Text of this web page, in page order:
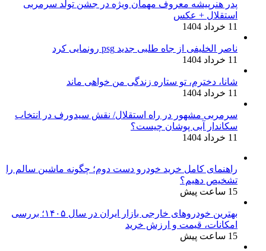
پدر هنرپیشه معروف مهمان ویژه در جشن تولد سرمربی
استقلال + عکس
11 خرداد 1404
ناصر الخلیفی از جاه طلبی جدید psg رونمایی کرد
11 خرداد 1404
شانا، دخترم، تو ستاره زندگی من خواهی ماند
11 خرداد 1404
سرمربی مشهور در راه استقلال/ نقش سیدورف در انتخاب
سکاندار آبی پوشان چیست؟
11 خرداد 1404
راهنمای کامل خرید خودرو دست دوم؛ چگونه ماشین سالم را
تشخیص دهیم؟
15 ساعت پیش
بهترین خودروهای خارجی بازار ایران در سال ۱۴۰۵؛ بررسی
امکانات، قیمت و ارزش خرید
15 ساعت پیش